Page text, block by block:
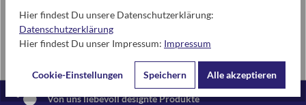
Mehr lesen
Von uns liebevoll designte Produkte
Hier findest Du unsere Datenschutzerklärung:
Datenschutzerklärung
Hier findest Du unser Impressum: Impressum
Cookie-Einstellungen Speichern Alle akzeptieren